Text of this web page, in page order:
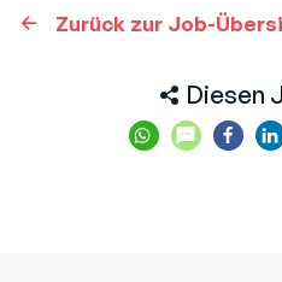
Zurück zur Job-
Diesen